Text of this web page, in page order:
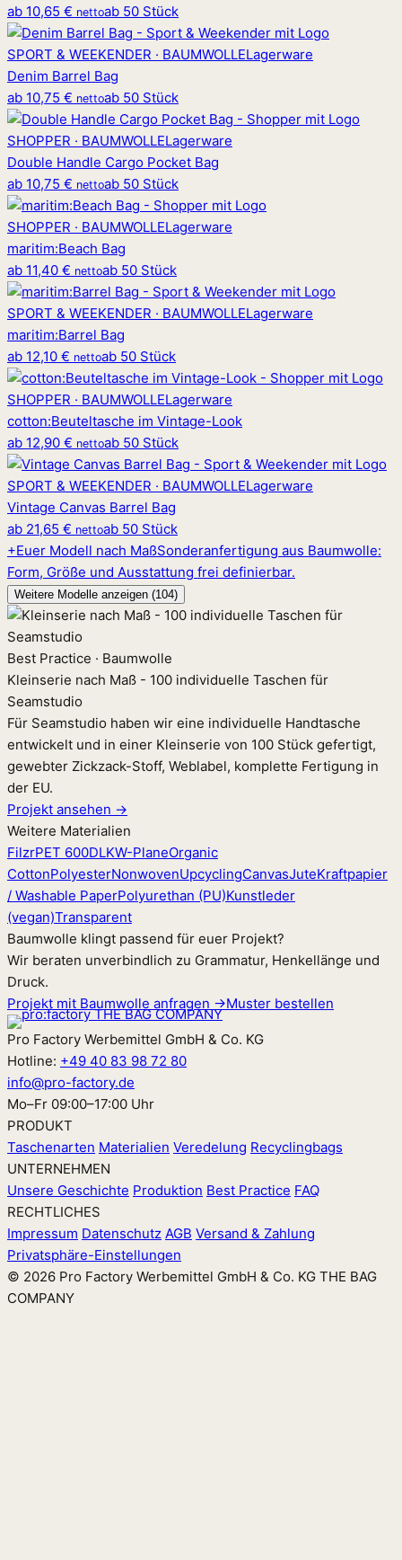
ab 10,65 € nettoab 50 Stück
SPORT & WEEKENDER · BAUMWOLLELagerware
Denim Barrel Bag
ab 10,75 € nettoab 50 Stück
SHOPPER · BAUMWOLLELagerware
Double Handle Cargo Pocket Bag
ab 10,75 € nettoab 50 Stück
SHOPPER · BAUMWOLLELagerware
maritim:Beach Bag
ab 11,40 € nettoab 50 Stück
SPORT & WEEKENDER · BAUMWOLLELagerware
maritim:Barrel Bag
ab 12,10 € nettoab 50 Stück
SHOPPER · BAUMWOLLELagerware
cotton:Beuteltasche im Vintage-Look
ab 12,90 € nettoab 50 Stück
SPORT & WEEKENDER · BAUMWOLLELagerware
Vintage Canvas Barrel Bag
ab 21,65 € nettoab 50 Stück
+Euer Modell nach MaßSonderanfertigung aus Baumwolle:
Form, Größe und Ausstattung frei definierbar.
Weitere Modelle anzeigen (104)
Best Practice · Baumwolle
Kleinserie nach Maß - 100 individuelle Taschen für
Seamstudio
Für Seamstudio haben wir eine individuelle Handtasche
entwickelt und in einer Kleinserie von 100 Stück gefertigt,
gewebter Zickzack-Stoff, Weblabel, komplette Fertigung in
der EU.
Projekt ansehen →
Weitere Materialien
FilzrPET 600DLKW-PlaneOrganic
CottonPolyesterNonwovenUpcyclingCanvasJuteKraftpapier
/ Washable PaperPolyurethan (PU)Kunstleder
(vegan)Transparent
Baumwolle klingt passend für euer Projekt?
Wir beraten unverbindlich zu Grammatur, Henkellänge und
Druck.
Projekt mit Baumwolle anfragen →Muster bestellen
Pro Factory Werbemittel GmbH & Co. KG
Hotline: +49 40 83 98 72 80
info@pro-factory.de
Mo–Fr 09:00–17:00 Uhr
PRODUKT
Taschenarten Materialien Veredelung Recyclingbags
UNTERNEHMEN
Unsere Geschichte Produktion Best Practice FAQ
RECHTLICHES
Impressum Datenschutz AGB Versand & Zahlung
Privatsphäre-Einstellungen
© 2026 Pro Factory Werbemittel GmbH & Co. KG THE BAG
COMPANY